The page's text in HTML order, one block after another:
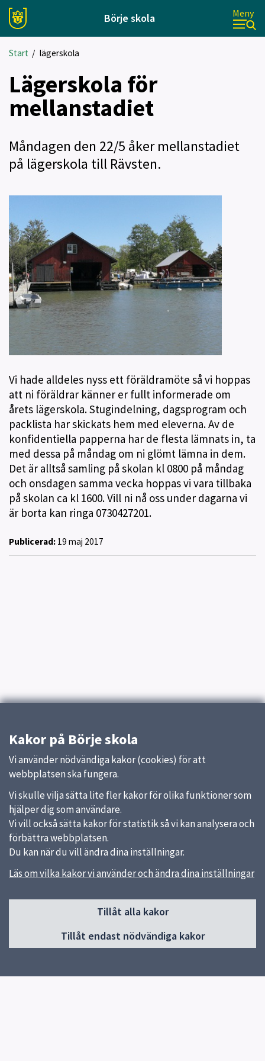
Börje skola Meny
Start / lägerskola
Lägerskola för
mellanstadiet
Måndagen den 22/5 åker mellanstadiet
på lägerskola till Rävsten.
Vi hade alldeles nyss ett föräldramöte så vi hoppas
att ni föräldrar känner er fullt informerade om
årets lägerskola. Stugindelning, dagsprogram och
packlista har skickats hem med eleverna. Av de
konfidentiella papperna har de flesta lämnats in, ta
med dessa på måndag om ni glömt lämna in dem.
Det är alltså samling på skolan kl 0800 på måndag
och onsdagen samma vecka hoppas vi vara tillbaka
på skolan ca kl 1600. Vill ni nå oss under dagarna vi
är borta kan ringa 0730427201.
Publicerad: 19 maj 2017
Kakor på Börje skola
Vi använder nödvändiga kakor (cookies) för att
webbplatsen ska fungera.
Vi skulle vilja sätta lite fler kakor för olika funktioner som
hjälper dig som användare.
Vi vill också sätta kakor för statistik så vi kan analysera och
förbättra webbplatsen.
Du kan när du vill ändra dina inställningar.
Läs om vilka kakor vi använder och ändra dina inställningar
Tillåt alla kakor
Tillåt endast nödvändiga kakor